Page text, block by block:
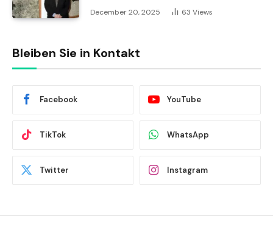
December 20, 2025 63 Views
Bleiben Sie in Kontakt
Facebook YouTube
TikTok WhatsApp
Twitter Instagram